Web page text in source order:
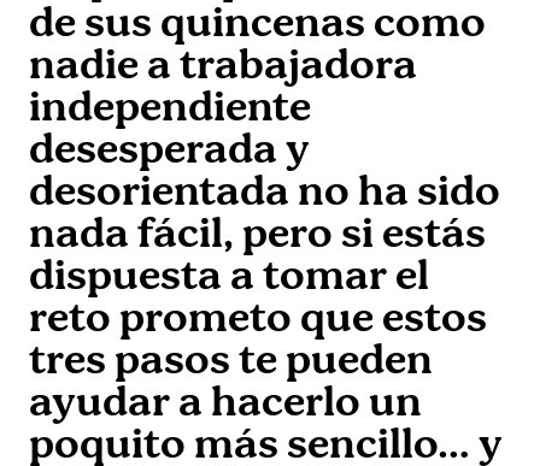
de sus quincenas como
nadie a trabajadora
independiente
desesperada y
desorientada no ha sido
nada fácil, pero si estás
dispuesta a tomar el
reto prometo que estos
tres pasos te pueden
ayudar a hacerlo un
poquito más sencillo… y